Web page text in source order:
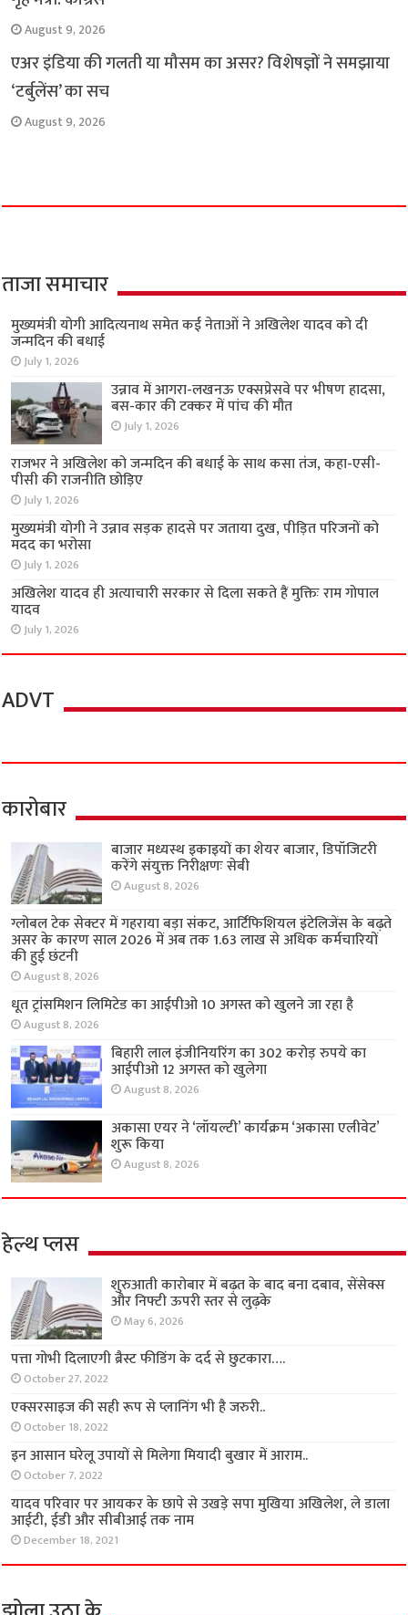
August 9, 2026
एअर इंडिया की गलती या मौसम का असर? विशेषज्ञों ने समझाया
‘टर्बुलेंस’ का सच
August 9, 2026
ताजा समाचार
मुख्यमंत्री योगी आदित्यनाथ समेत कई नेताओं ने अखिलेश यादव को दी
जन्मदिन की बधाई
July 1, 2026
उन्नाव में आगरा-लखनऊ एक्सप्रेसवे पर भीषण हादसा,
बस-कार की टक्कर में पांच की मौत
July 1, 2026
राजभर ने अखिलेश को जन्मदिन की बधाई के साथ कसा तंज, कहा-एसी-
पीसी की राजनीति छोड़िए
July 1, 2026
मुख्यमंत्री योगी ने उन्नाव सड़क हादसे पर जताया दुख, पीड़ित परिजनों को
मदद का भरोसा
July 1, 2026
अखिलेश यादव ही अत्याचारी सरकार से दिला सकते हैं मुक्तिः राम गोपाल
यादव
July 1, 2026
ADVT
कारोबार
बाजार मध्यस्थ इकाइयों का शेयर बाजार, डिपॉजिटरी
करेंगे संयुक्त निरीक्षणः सेबी
August 8, 2026
ग्लोबल टेक सेक्टर में गहराया बड़ा संकट, आर्टिफिशियल इंटेलिजेंस के बढ़ते
असर के कारण साल 2026 में अब तक 1.63 लाख से अधिक कर्मचारियों
की हुई छंटनी
August 8, 2026
धूत ट्रांसमिशन लिमिटेड का आईपीओ 10 अगस्त को खुलने जा रहा है
August 8, 2026
बिहारी लाल इंजीनियरिंग का 302 करोड़ रुपये का
आईपीओ 12 अगस्त को खुलेगा
August 8, 2026
अकासा एयर ने ‘लॉयल्टी’ कार्यक्रम ‘अकासा एलीवेट’
शुरू किया
August 8, 2026
हेल्थ प्लस
शुरुआती कारोबार में बढ़त के बाद बना दबाव, सेंसेक्स
और निफ्टी ऊपरी स्तर से लुढ़के
May 6, 2026
पत्ता गोभी दिलाएगी ब्रैस्ट फीडिंग के दर्द से छुटकारा….
October 27, 2022
एक्सरसाइज की सही रूप से प्लानिंग भी है जरुरी..
October 18, 2022
इन आसान घरेलू उपायों से मिलेगा मियादी बुखार में आराम..
October 7, 2022
यादव परिवार पर आयकर के छापे से उखड़े सपा मुखिया अखिलेश, ले डाला
आईटी, ईडी और सीबीआई तक नाम
December 18, 2021